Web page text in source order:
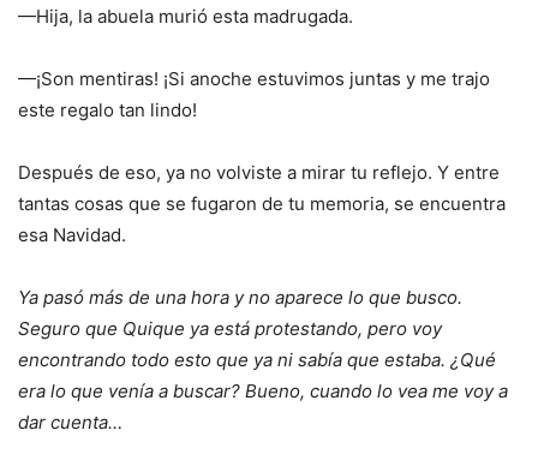
—Hija, la abuela murió esta madrugada.
—¡Son mentiras! ¡Si anoche estuvimos juntas y me trajo
este regalo tan lindo!
Después de eso, ya no volviste a mirar tu reflejo. Y entre
tantas cosas que se fugaron de tu memoria, se encuentra
esa Navidad.
Ya pasó más de una hora y no aparece lo que busco.
Seguro que Quique ya está protestando, pero voy
encontrando todo esto que ya ni sabía que estaba. ¿Qué
era lo que venía a buscar? Bueno, cuando lo vea me voy a
dar cuenta…